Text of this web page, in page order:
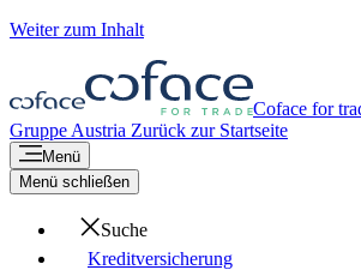
Weiter zum Inhalt
Coface for
Gruppe Austria Zurück zur Startseite
Menü
Menü schließen
Suche
Kreditversicherung